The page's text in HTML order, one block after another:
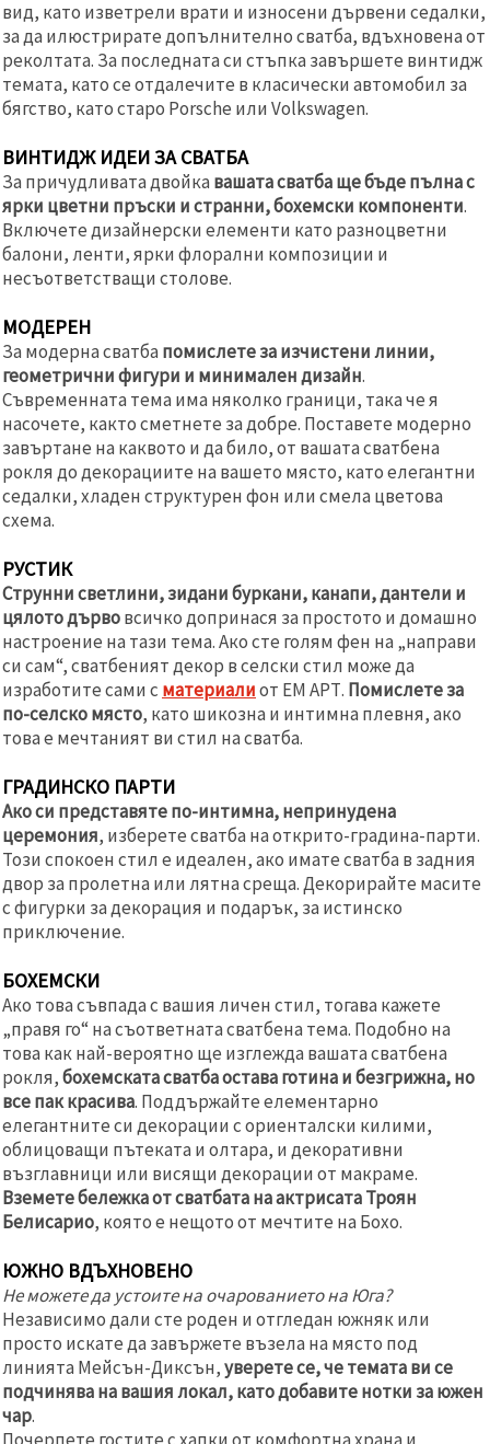
вид, като изветрели врати и износени дървени седалки,
за да илюстрирате допълнително сватба, вдъхновена от
реколтата. За последната си стъпка завършете винтидж
темата, като се отдалечите в класически автомобил за
бягство, като старо Porsche или Volkswagen.
ВИНТИДЖ ИДЕИ ЗА СВАТБА
За причудливата двойка вашата сватба ще бъде пълна с
ярки цветни пръски и странни, бохемски компоненти.
Включете дизайнерски елементи като разноцветни
балони, ленти, ярки флорални композиции и
несъответстващи столове.
МОДЕРЕН
За модерна сватба помислете за изчистени линии,
геометрични фигури и минимален дизайн.
Съвременната тема има няколко граници, така че я
насочете, както сметнете за добре. Поставете модерно
завъртане на каквото и да било, от вашата сватбена
рокля до декорациите на вашето място, като елегантни
седалки, хладен структурен фон или смела цветова
схема.
РУСТИК
Струнни светлини, зидани буркани, канапи, дантели и
цялото дървовсичко допринася за простото и домашно
настроение на тази тема. Ако сте голям фен на „направи
си сам“, сватбеният декор в селски стил може да
изработите сами с материалиот ЕМ АРТ. Помислете за
по-селско място, като шикозна и интимна плевня, ако
това е мечтаният ви стил на сватба.
ГРАДИНСКО ПАРТИ
Ако си представяте по-интимна, непринудена
церемония, изберете сватба на открито-градина-парти.
Този спокоен стил е идеален, ако имате сватба в задния
двор за пролетна или лятна среща. Декорирайте масите
с фигурки за декорация и подарък, за истинско
приключение.
БОХЕМСКИ
Ако това съвпада с вашия личен стил, тогава кажете
„правя го“ на съответната сватбена тема. Подобно на
това как най-вероятно ще изглежда вашата сватбена
рокля,бохемската сватба остава готина и безгрижна, но
все пак красива. Поддържайте елементарно
елегантните си декорации с ориенталски килими,
облицоващи пътеката и олтара, и декоративни
възглавници или висящи декорации от макраме.
Вземете бележка от сватбата на актрисата Троян
Белисарио, която е нещото от мечтите на Бохо.
ЮЖНО ВДЪХНОВЕНО
Не можете да устоите на очарованието на Юга?
Независимо дали сте роден и отгледан южняк или
просто искате да завържете възела на място под
линията Мейсън-Диксън,уверете се, че темата ви се
подчинява на вашия локал, като добавите нотки за южен
чар.
Почерпете гостите с хапки от комфортна храна и